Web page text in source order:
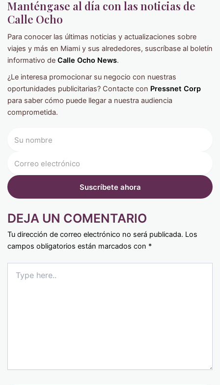
Manténgase al día con las noticias de
Calle Ocho
Para conocer las últimas noticias y actualizaciones sobre
viajes y más en Miami y sus alrededores, suscríbase al boletín
informativo de Calle Ocho News.
¿Le interesa promocionar su negocio con nuestras
oportunidades publicitarias? Contacte con Pressnet Corp
para saber cómo puede llegar a nuestra audiencia
comprometida.
DEJA UN COMENTARIO
Tu dirección de correo electrónico no será publicada. Los
campos obligatorios están marcados con *
here..